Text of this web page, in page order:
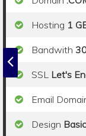
Hosting 1
Bandwith
SSL Let's
Email
Design